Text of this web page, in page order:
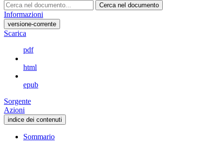
Cerca nel documento
Informazioni
versione-corrente
Scarica
pdf
html
epub
Sorgente
Azioni
indice dei contenuti
Sommario